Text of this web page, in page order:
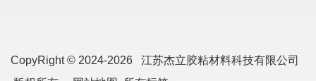
CopyRight © 2024-2026 江苏杰立胶粘材料科技有限公司